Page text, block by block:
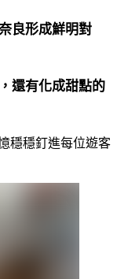
良形成鮮明對
還有化成甜點的
穩穩釘進每位遊客